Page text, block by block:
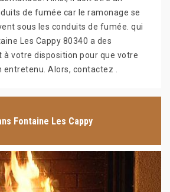
de fumée car le ramonage se
sous les conduits de fumée. qui
Les Cappy 80340 a des
à votre disposition pour que votre
Alors, contactez .
Fontaine Les Cappy